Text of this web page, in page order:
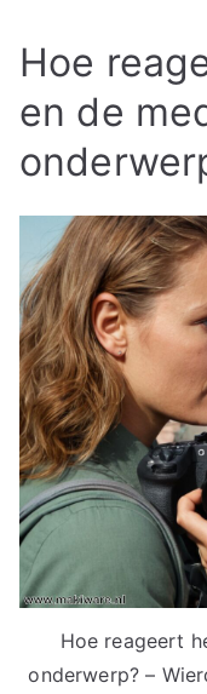
Hoe
en de
Hoe reageert
onderwerp? –